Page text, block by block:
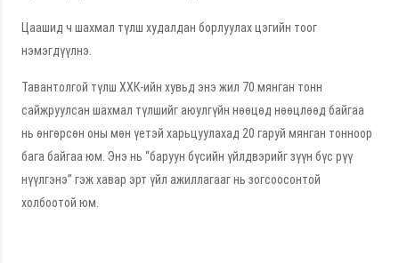
Цаашид ч шахмал түлш худалдан борлуулах цэгийн тоог
нэмэгдүүлнэ.
Тавантолгой түлш ХХК-ийн хувьд энэ жил 70 мянган тонн
сайжруулсан шахмал түлшийг аюулгүйн нөөцөд нөөцлөөд байгаа
нь өнгөрсөн оны мөн үетэй харьцуулахад 20 гаруй мянган тонноор
бага байгаа юм. Энэ нь “баруун бүсийн үйлдвэрийг зүүн бүс рүү
нүүлгэнэ” гэж хавар эрт үйл ажиллагааг нь зогсоосонтой
холбоотой юм.